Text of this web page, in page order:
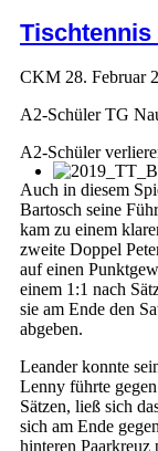
CKM 28. Februar
A2-Schüler TG
A2-Schüler
Auch in diesem
Bartosch seine
kam zu einem
zweite Doppel
auf einen
einem 1:1 nach
sie am Ende den
abgeben.
Leander konnte
Lenny führte
Sätzen, ließ sich
sich am Ende
hinteren Paarkreuz